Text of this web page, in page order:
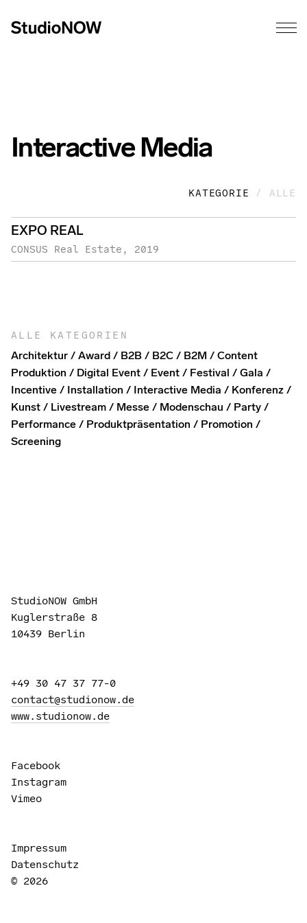
Interactive Media
KATEGORIE / ALLE
EXPO REAL
CONSUS Real Estate 2019
ALLE KATEGORIEN
Architektur Award B2B B2C B2M
Content
Produktion
Digital Event Event Festival
Gala
Incentive
Installation Interactive Media
Konferenz
Kunst
Livestream Messe Modenschau
Party
Performance
Produktpräsentation
Promotion
Screening
StudioNOW GmbH
Kuglerstraße 8
10439 Berlin
+49 30 47 37 77-0
contact@studionow.de
www.studionow.de
Facebook
Instagram
Vimeo
Impressum
Datenschutz
© 2026